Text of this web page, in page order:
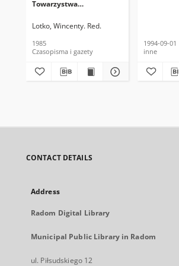
Towarzystwa
Lotko, Wincenty. Red.
1985
Czasopisma i gazety
1994-09-01
inne
CONTACT DETAILS
Address
Radom Digital Library
Municipal Public Library in Radom
ul. Piłsudskiego 12